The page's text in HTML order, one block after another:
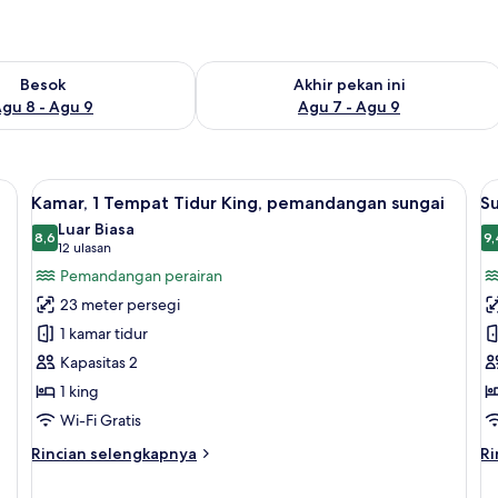
Besok
8 - Agu 9
untuk besok Agu 8 - Agu 9
Akhir pekan ini
Agu 7 - Agu 9
Periksa ketersediaan untuk akhir
Lihat
semua
foto
untuk
Kamar,
1
Tempat
Tidur
King,
pemandangan
sungai
Kamar, 1 Tempat Tidur King,
6
Kamar, 1 Tempat Tidur King, pemandangan sungai
8,68,6 dari 10
Luar Biasa
12 ulasan
(12
ulasan)
Pemandangan perairan
23 meter persegi
1 kamar tidur
Kapasitas 2
1 king
Wi-Fi Gratis
Rincian selengkapnya
Rincian